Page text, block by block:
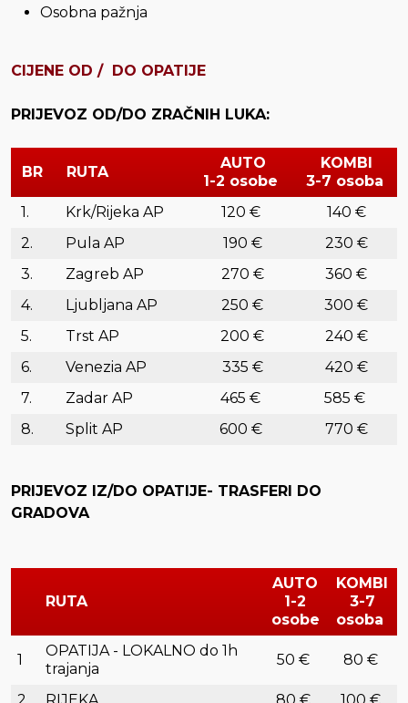
Osobna pažnja
CIJENE OD / DO OPATIJE
PRIJEVOZ OD/DO ZRAČNIH LUKA:
BR RUTA
AUTO
1-2 osobe
KOMBI
3-7 osoba
1.
Krk/Rijeka AP 120 €
140 €
2.
Pula AP 190 €
230 €
3.
Zagreb AP 270 €
360 €
4.
Ljubljana AP 250 €
300 €
5.
Trst AP 200 €
240 €
6.
Venezia AP 335 €
420 €
7.
Zadar AP 465 €
585 €
8.
Split AP 600 € 770 €
PRIJEVOZ IZ/DO OPATIJE- TRASFERI DO
GRADOVA
RUTA
AUTO
1-2
osobe
KOMBI
3-7
osoba
1
OPATIJA - LOKALNO do 1h
trajanja
50 € 80 €
2 RIJEKA 80 € 100 €